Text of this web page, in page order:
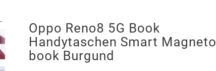
Oppo Reno8 5G Book
Handytaschen Smart Magneto
book Burgund